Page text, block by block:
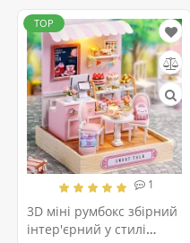
TOP
1
3D міні румбокс збірний
інтер'єрний у стилі